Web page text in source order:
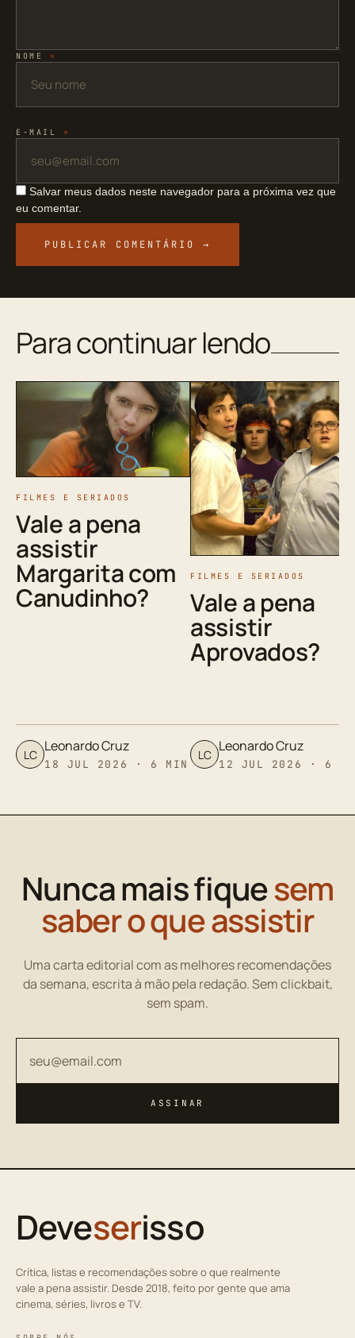
NOME *
E-MAIL *
Salvar meus dados neste navegador para a próxima vez que
eu comentar.
Para continuar lendo
FILMES E SERIADOS
Vale a pena
assistir
Margarita com
Canudinho?
LC Leonardo Cruz
18 JUL 2026 · 6 MIN
FILMES E SERIADOS
Vale a pena
assistir
Aprovados?
LC Leonardo Cruz
12 JUL 2026 · 6
Nunca mais fiquesem
saber o que assistir
Uma carta editorial com as melhores recomendações
da semana, escrita à mão pela redação. Sem clickbait,
sem spam.
ASSINAR
Deveserisso
Crítica, listas e recomendações sobre o que realmente
vale a pena assistir. Desde 2018, feito por gente que ama
cinema, séries, livros e TV.